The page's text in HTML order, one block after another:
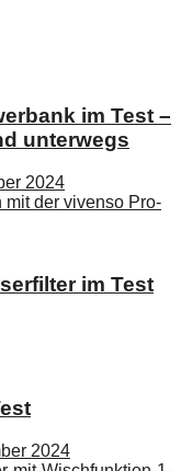
im Test –
unterwegs
2024
im Test
2024